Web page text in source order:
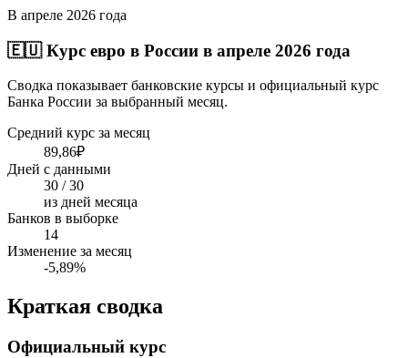
В апреле 2026 года
🇪🇺 Курс евро в России в апреле 2026 года
Сводка показывает банковские курсы и официальный курс
Банка России за выбранный месяц.
Средний курс за месяц
89,86₽
Дней с данными
30 / 30
из дней месяца
Банков в выборке
14
Изменение за месяц
-5,89%
Краткая сводка
Официальный курс